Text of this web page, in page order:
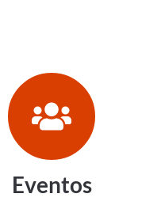
Eventos